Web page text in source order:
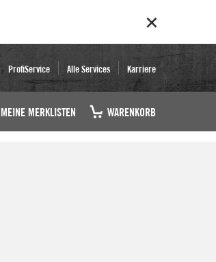
ProfiService Alle Services Karriere
MEINE MERKLISTEN WARENKORB